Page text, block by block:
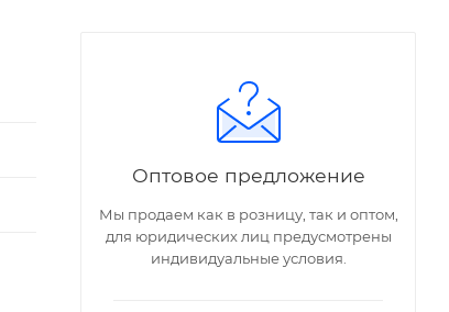
Оптовое предложение
Мы продаем как в розницу, так и оптом,
для юридических лиц предусмотрены
индивидуальные условия.